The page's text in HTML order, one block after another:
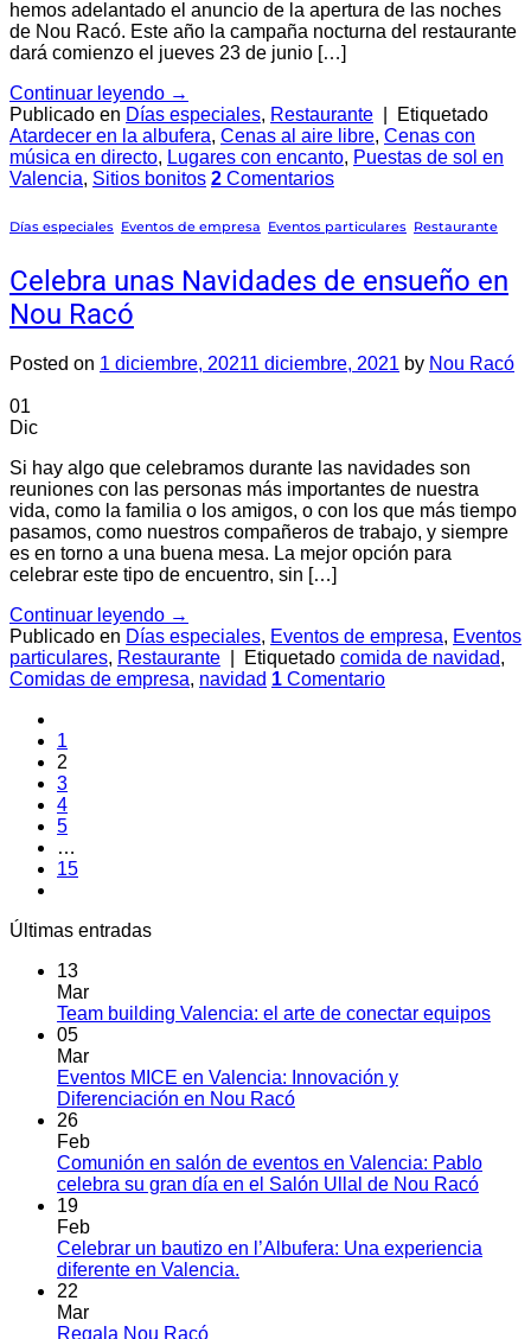
hemos adelantado el anuncio de la apertura de las noches
de Nou Racó. Este año la campaña nocturna del restaurante
dará comienzo el jueves 23 de junio […]
Continuar leyendo →
Publicado en Días especiales, Restaurante
Etiquetado
Atardecer en la albufera, Cenas al aire libre, Cenas con
música en directo, Lugares con encanto, Puestas de sol en
Valencia, Sitios bonitos 2 Comentarios
Días especiales Eventos de empresa Eventos particulares Restaurante
Celebra unas Navidades de ensueño en
Nou Racó
Posted on 1 diciembre, 20211 diciembre, 2021 by Nou Racó
01
Dic
Si hay algo que celebramos durante las navidades son
reuniones con las personas más importantes de nuestra
vida, como la familia o los amigos, o con los que más tiempo
pasamos, como nuestros compañeros de trabajo, y siempre
es en torno a una buena mesa. La mejor opción para
celebrar este tipo de encuentro, sin […]
Continuar leyendo →
Publicado en Días especiales, Eventos de empresa, Eventos
particulares, Restaurante Etiquetado comida de navidad,
Comidas de empresa, navidad 1 Comentario
1
2
3
4
5
…
15
Últimas entradas
13
Mar
Team building Valencia: el arte de conectar equipos
05
Mar
Eventos MICE en Valencia: Innovación y
Diferenciación en Nou Racó
26
Feb
Comunión en salón de eventos en Valencia: Pablo
celebra su gran día en el Salón Ullal de Nou Racó
19
Feb
Celebrar un bautizo en l’Albufera: Una experiencia
diferente en Valencia.
22
Mar
Regala Nou Racó